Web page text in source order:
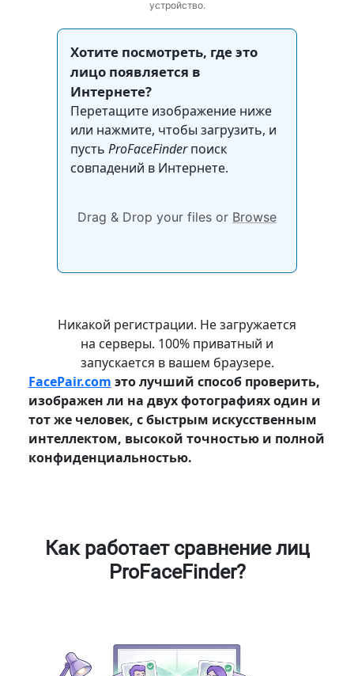
устройство.
Хотите посмотреть, где это
лицо появляется в
Интернете?
Перетащите изображение ниже
или нажмите, чтобы загрузить, и
пусть ProFaceFinderпоиск
совпадений в Интернете.
Drag & Drop your files or Browse
Никакой регистрации. Не загружается
на серверы. 100% приватный и
запускается в вашем браузере.
FacePair.com это лучший способ проверить,
изображен ли на двух фотографиях один и
тот же человек, с быстрым искусственным
интеллектом, высокой точностью и полной
конфиденциальностью.
Как работает сравнение лиц
ProFaceFinder?